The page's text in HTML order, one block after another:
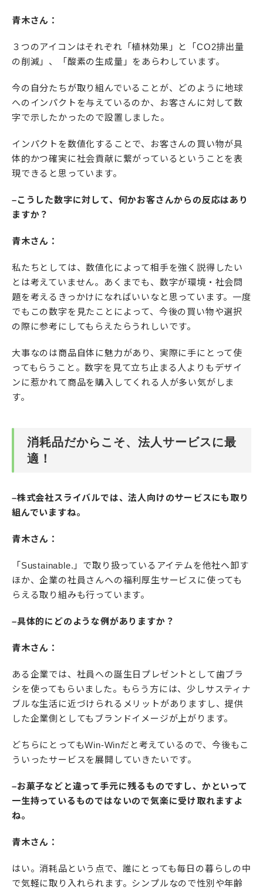
青木さん：
３つのアイコンはそれぞれ「植林効果」と「CO2排出量
の削減」、「酸素の生成量」をあらわしています。
今の自分たちが取り組んでいることが、どのように地球
へのインパクトを与えているのか、お客さんに対して数
字で示したかったので設置しました。
インパクトを数値化することで、お客さんの買い物が具
体的かつ確実に社会貢献に繋がっているということを表
現できると思っています。
–こうした数字に対して、何かお客さんからの反応はあり
ますか？
青木さん：
私たちとしては、数値化によって相手を強く説得したい
とは考えていません。あくまでも、数字が環境・社会問
題を考えるきっかけになればいいなと思っています。一度
でもこの数字を見たことによって、今後の買い物や選択
の際に参考にしてもらえたらうれしいです。
大事なのは商品自体に魅力があり、実際に手にとって使
ってもらうこと。数字を見て立ち止まる人よりもデザイ
ンに惹かれて商品を購入してくれる人が多い気がしま
す。
消耗品だからこそ、法人サービスに最
適！
–株式会社スライバルでは、法人向けのサービスにも取り
組んでいますね。
青木さん：
「Sustainable.」で取り扱っているアイテムを他社へ卸す
ほか、企業の社員さんへの福利厚生サービスに使っても
らえる取り組みも行っています。
–具体的にどのような例がありますか？
青木さん：
ある企業では、社員への誕生日プレゼントとして歯ブラ
シを使ってもらいました。もらう方には、少しサスティナ
ブルな生活に近づけられるメリットがありますし、提供
した企業側としてもブランドイメージが上がります。
どちらにとってもWin-Winだと考えているので、今後もこ
ういったサービスを展開していきたいです。
–お菓子などと違って手元に残るものですし、かといって
一生持っているものではないので気楽に受け取れますよ
ね。
青木さん：
はい。消耗品という点で、誰にとっても毎日の暮らしの中
で気軽に取り入れられます。シンプルなので性別や年齢